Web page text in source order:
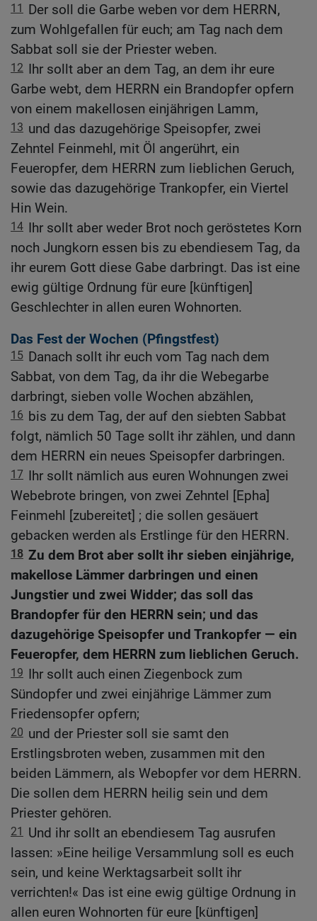
11 Der soll die Garbe weben vor dem HERRN,
zum Wohlgefallen für euch; am Tag nach dem
Sabbat soll sie der Priester weben.
12 Ihr sollt aber an dem Tag, an dem ihr eure
Garbe webt, dem HERRN ein Brandopfer opfern
von einem makellosen einjährigen Lamm,
13 und das dazugehörige Speisopfer, zwei
Zehntel Feinmehl, mit Öl angerührt, ein
Feueropfer, dem HERRN zum lieblichen Geruch,
sowie das dazugehörige Trankopfer, ein Viertel
Hin Wein.
14 Ihr sollt aber weder Brot noch geröstetes Korn
noch Jungkorn essen bis zu ebendiesem Tag, da
ihr eurem Gott diese Gabe darbringt. Das ist eine
ewig gültige Ordnung für eure [künftigen]
Geschlechter in allen euren Wohnorten.
Das Fest der Wochen (Pfingstfest)
15 Danach sollt ihr euch vom Tag nach dem
Sabbat, von dem Tag, da ihr die Webegarbe
darbringt, sieben volle Wochen abzählen,
16 bis zu dem Tag, der auf den siebten Sabbat
folgt, nämlich 50 Tage sollt ihr zählen, und dann
dem HERRN ein neues Speisopfer darbringen.
17 Ihr sollt nämlich aus euren Wohnungen zwei
Webebrote bringen, von zwei Zehntel [Epha]
Feinmehl [zubereitet] ; die sollen gesäuert
gebacken werden als Erstlinge für den HERRN.
18 Zu dem Brot aber sollt ihr sieben einjährige,
makellose Lämmer darbringen und einen
Jungstier und zwei Widder; das soll das
Brandopfer für den HERRN sein; und das
dazugehörige Speisopfer und Trankopfer — ein
Feueropfer, dem HERRN zum lieblichen Geruch.
19 Ihr sollt auch einen Ziegenbock zum
Sündopfer und zwei einjährige Lämmer zum
Friedensopfer opfern;
20 und der Priester soll sie samt den
Erstlingsbroten weben, zusammen mit den
beiden Lämmern, als Webopfer vor dem HERRN.
Die sollen dem HERRN heilig sein und dem
Priester gehören.
21 Und ihr sollt an ebendiesem Tag ausrufen
lassen: »Eine heilige Versammlung soll es euch
sein, und keine Werktagsarbeit sollt ihr
verrichten!« Das ist eine ewig gültige Ordnung in
allen euren Wohnorten für eure [künftigen]